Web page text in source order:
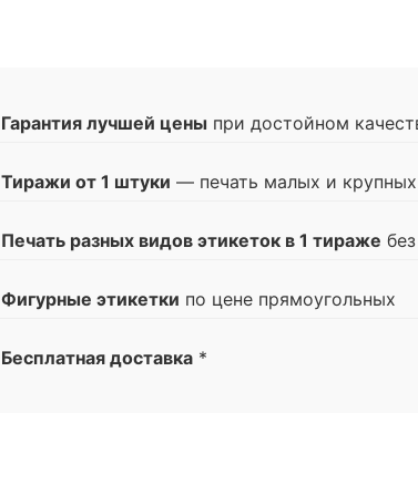
Гарантия лучшей цены при достойном
Тиражи от 1 штуки — печать малых и
Печать разных видов этикеток в 1 тираже
Фигурные этикетки по цене прямоугольных
Бесплатная доставка *